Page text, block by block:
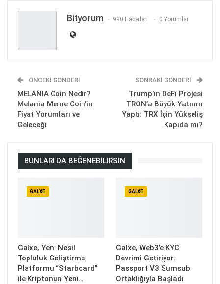
Bityorum 990 Haberleri 0 Yorumlar
ÖNCEKI GÖNDERI
MELANIA Coin Nedir?
Melania Meme Coin’in
Fiyat Yorumları ve
Geleceği
SONRAKI GÖNDERI
Trump’ın DeFi Projesi
TRON’a Büyük Yatırım
Yaptı: TRX İçin Yükseliş
Kapıda mı?
BUNLARI DA BEĞENEBILIRSIN
GALXE
Galxe, Yeni Nesil
Topluluk Geliştirme
Platformu “Starboard”
ile Kriptonun Yeni…
GALXE
Galxe, Web3’e KYC
Devrimi Getiriyor:
Passport V3 Sumsub
Ortaklığıyla Başladı